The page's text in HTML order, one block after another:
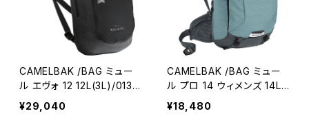
CAMELBAK /BAG ミュー
ル エヴォ 12 12L(3L)/0139
82-01/キャメルバック
¥29,040
CAMELBAK /BAG ミュー
ル プロ 14 ウィメンズ 14L
(3L)/ミネラルブルー/0139
98-01/キャメルバック
¥18,480